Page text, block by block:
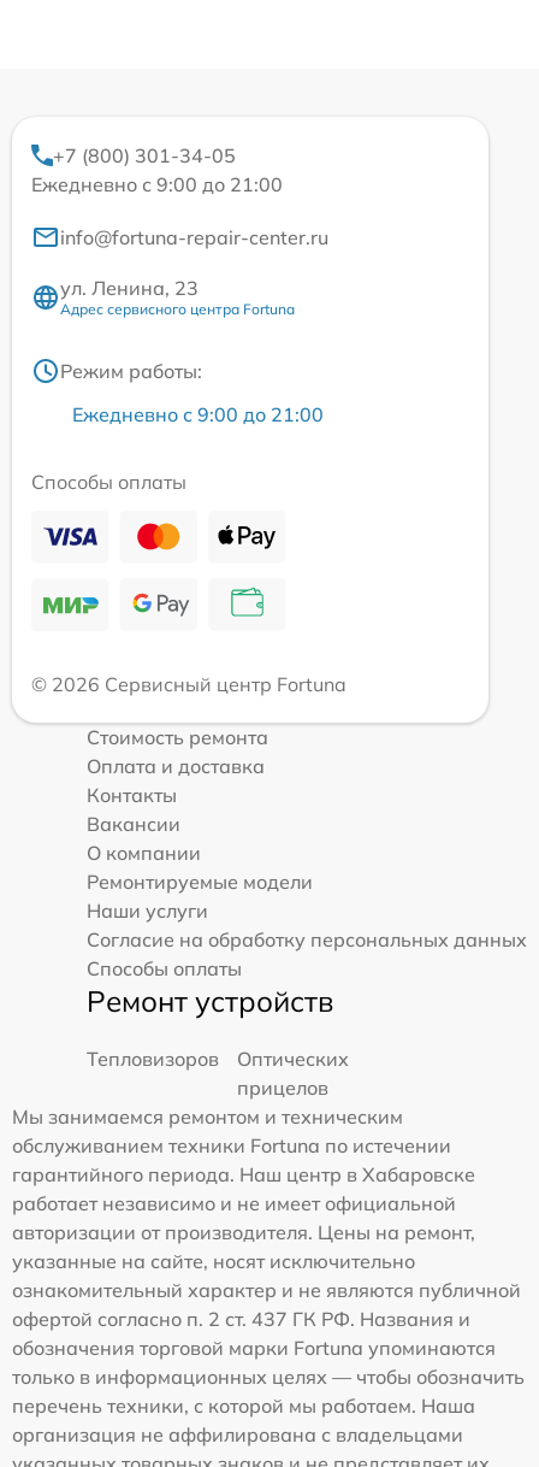
+7 (800) 301-34-05
Ежедневно с 9:00 до 21:00
info@fortuna-repair-center.ru
ул. Ленина, 23
Адрес сервисного центра Fortuna
Режим работы:
Ежедневно с 9:00 до 21:00
Способы оплаты
© 2026 Сервисный центр Fortuna
Стоимость ремонта
Оплата и доставка
Контакты
Вакансии
О компании
Ремонтируемые модели
Наши услуги
Согласие на обработку персональных данных
Способы оплаты
Ремонт устройств
Тепловизоров
Оптических
прицелов
Мы занимаемся ремонтом и техническим
обслуживанием техники Fortuna по истечении
гарантийного периода. Наш центр в Хабаровске
работает независимо и не имеет официальной
авторизации от производителя. Цены на ремонт,
указанные на сайте, носят исключительно
ознакомительный характер и не являются публичной
офертой согласно п. 2 ст. 437 ГК РФ. Названия и
обозначения торговой марки Fortuna упоминаются
только в информационных целях — чтобы обозначить
перечень техники, с которой мы работаем. Наша
организация не аффилирована с владельцами